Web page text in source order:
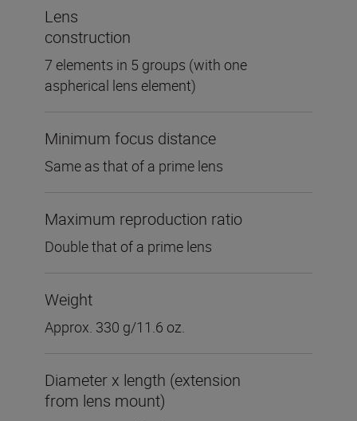
Lens
construction
7 elements in 5 groups (with one
aspherical lens element)
Minimum focus distance
Same as that of a prime lens
Maximum reproduction ratio
Double that of a prime lens
Weight
Approx. 330 g/11.6 oz.
Diameter x length (extension
from lens mount)